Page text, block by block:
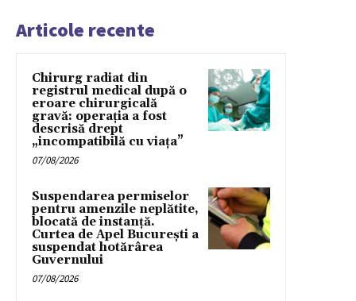
Articole recente
Chirurg radiat din
registrul medical după o
eroare chirurgicală
gravă: operația a fost
descrisă drept
„incompatibilă cu viața”
07/08/2026
Suspendarea permiselor
pentru amenzile neplătite,
blocată de instanță.
Curtea de Apel București a
suspendat hotărârea
Guvernului
07/08/2026